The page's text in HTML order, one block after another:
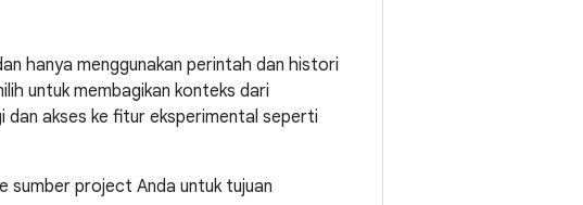
hanya menggunakan perintah dan histori
untuk membagikan konteks dari
akses ke fitur eksperimental seperti
sumber project Anda untuk tujuan